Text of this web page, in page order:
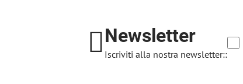
Newsletter
Iscriviti alla nostra newsletter::